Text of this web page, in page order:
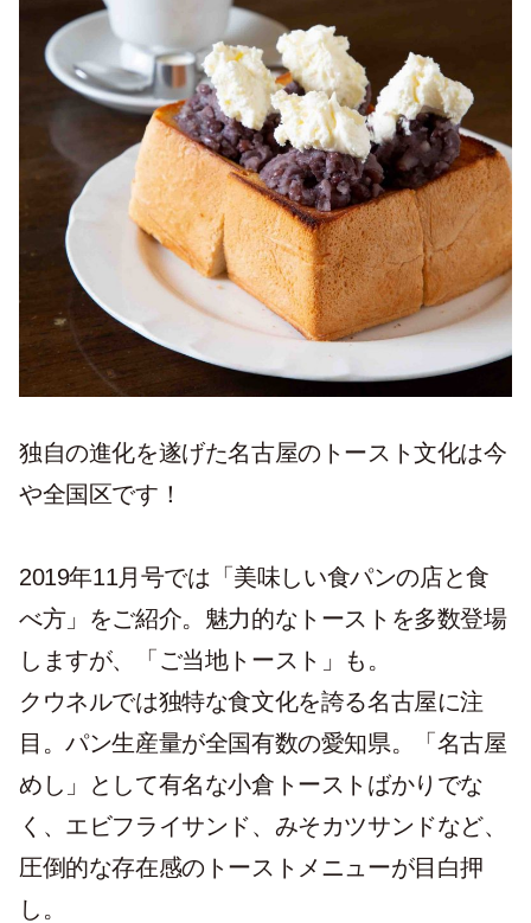
独自の進化を遂げた名古屋のトースト文化は今
や全国区です！
2019年11月号では「美味しい食パンの店と食
べ方」をご紹介。魅力的なトーストを多数登場
しますが、「ご当地トースト」も。
クウネルでは独特な食文化を誇る名古屋に注
目。パン生産量が全国有数の愛知県。「名古屋
めし」として有名な小倉トーストばかりでな
く、エビフライサンド、みそカツサンドなど、
圧倒的な存在感のトーストメニューが目白押
し。